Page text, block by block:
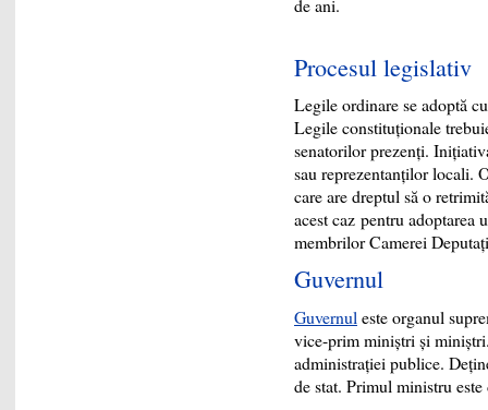
de ani.
Procesul legislativ
Legile ordinare se adoptă
Legile constituţionale
senatorilor prezenţi.
sau reprezentanţilor locali.
care are dreptul să o
acest caz pentru adoptarea
membrilor Camerei
Guvernul
Guvernul este organul
vice-prim miniştri şi
administraţiei publice.
de stat. Primul ministru